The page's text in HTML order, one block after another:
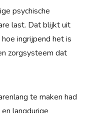
psychische
last. Dat blijkt uit
ingrijpend het is
zorgsysteem dat
te maken had